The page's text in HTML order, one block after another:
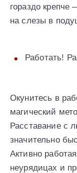
гораздо крепче
на слезы в
Работать!
Окунитесь в
магический
Расставание с
значительно
Активно
неурядицах и